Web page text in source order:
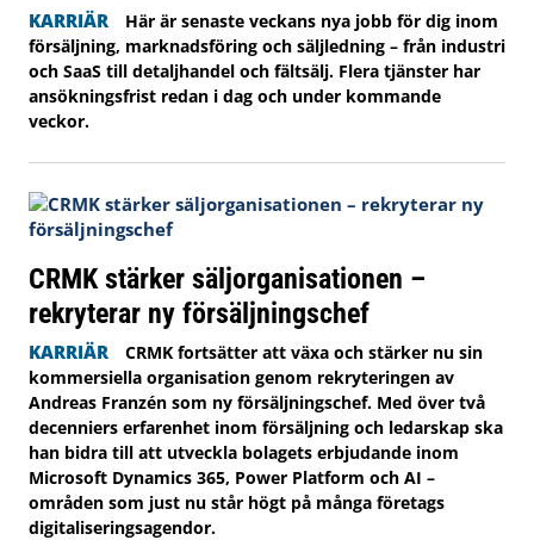
KARRIÄR
Här är senaste veckans nya jobb för dig inom
försäljning, marknadsföring och säljledning – från industri
och SaaS till detaljhandel och fältsälj. Flera tjänster har
ansökningsfrist redan i dag och under kommande
veckor.
CRMK stärker säljorganisationen –
rekryterar ny försäljningschef
KARRIÄR
CRMK fortsätter att växa och stärker nu sin
kommersiella organisation genom rekryteringen av
Andreas Franzén som ny försäljningschef. Med över två
decenniers erfarenhet inom försäljning och ledarskap ska
han bidra till att utveckla bolagets erbjudande inom
Microsoft Dynamics 365, Power Platform och AI –
områden som just nu står högt på många företags
digitaliseringsagendor.